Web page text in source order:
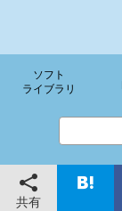
ソフト
ライブラリ
共有